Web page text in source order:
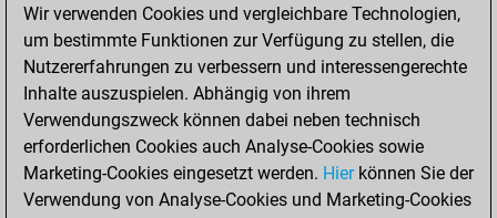
You achieved a
BeautyScore of 2
Fritz
achieved a new Elo
of 1589
Sonntag, Februar
13, 2022
Wir verwenden Cookies und vergleichbare Technologien,
um bestimmte Funktionen zur Verfügung zu stellen, die
Nutzererfahrungen zu verbessern und interessengerechte
Inhalte auszuspielen. Abhängig von ihrem
Verwendungszweck können dabei neben technisch
erforderlichen Cookies auch Analyse-Cookies sowie
Marketing-Cookies eingesetzt werden. Hierkönnen Sie der
Verwendung von Analyse-Cookies und Marketing-Cookies